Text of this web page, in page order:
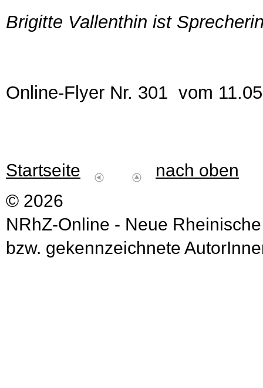
Brigitte Vallenthin ist
Online-Flyer Nr. 301 vom
Startseite
nach oben
© 2026
NRhZ-Online - Neue
bzw. gekennzeichnete